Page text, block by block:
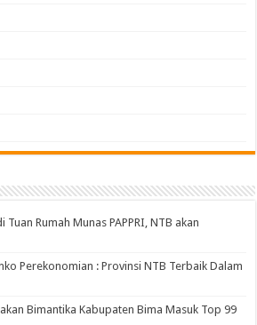
Tuan Rumah Munas PAPPRI, NTB akan
Perekonomian : Provinsi NTB Terbaik Dalam
Bimantika Kabupaten Bima Masuk Top 99